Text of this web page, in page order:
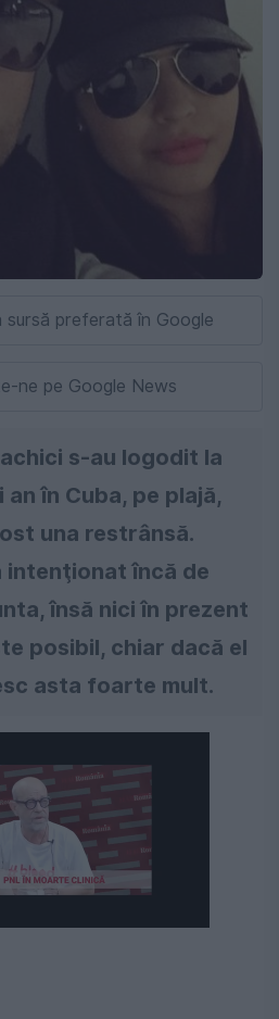
sursă preferată în Google
ne pe Google News
s-au logodit la
în Cuba, pe plajă,
una restrânsă.
încă de
însă nici în prezent
posibil, chiar dacă el
asta foarte mult.